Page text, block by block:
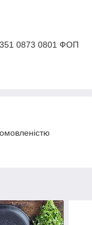
0873 0801 ФОП